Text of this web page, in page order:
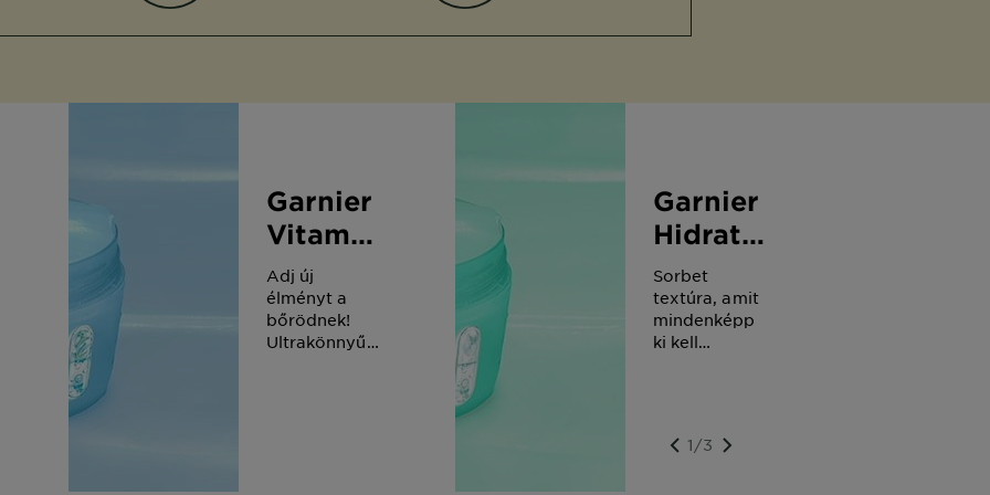
Garnier
Vitamin
HYALURONATE
sorbet
krém
Adj új
élményt a
bőrödnek!
Ultrakönnyű,
Garnier
Hidratáló
Sorbet
krém
Hyaluron
Sorbet
textúra, amit
mindenképp
ki kell
bőrhibákat.
1/3